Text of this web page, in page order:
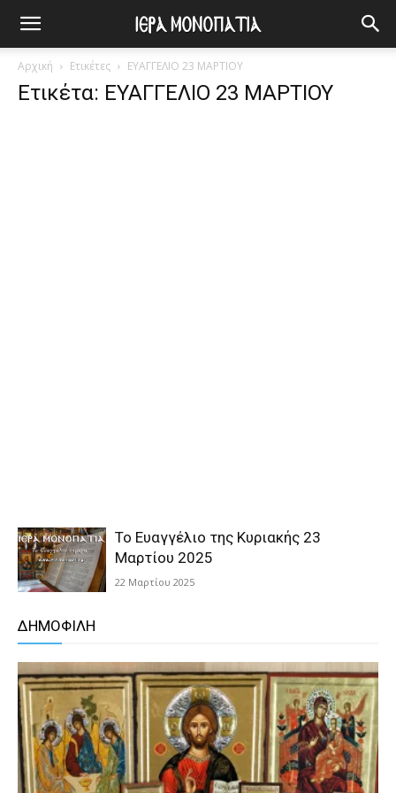
Αρχική Ετικέτες ΕΥΑΓΓΕΛΙΟ 23 ΜΑΡΤΙΟΥ
Ετικέτα: ΕΥΑΓΓΕΛΙΟ 23 ΜΑΡΤΙΟΥ
Το Ευαγγέλιο της Κυριακής 23
Μαρτίου 2025
22 Μαρτίου 2025
ΔΗΜΟΦΙΛΗ